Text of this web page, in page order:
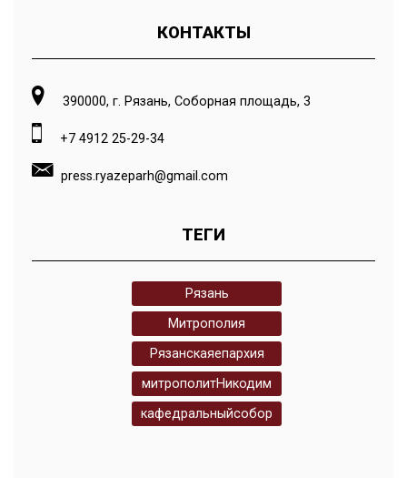
КОНТАКТЫ
390000, г. Рязань, Соборная площадь, 3
+7 4912 25-29-34
press.ryazeparh@gmail.com
ТЕГИ
Рязань
Митрополия
Рязанскаяепархия
митрополитНикодим
кафедральныйсобор